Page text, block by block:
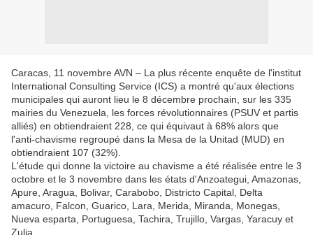
Caracas, 11 novembre AVN – La plus récente enquête de l'institut
International Consulting Service (ICS) a montré qu'aux élections
municipales qui auront lieu le 8 décembre prochain, sur les 335
mairies du Venezuela, les forces révolutionnaires (PSUV et partis
alliés) en obtiendraient 228, ce qui équivaut à 68% alors que
l'anti-chavisme regroupé dans la Mesa de la Unitad (MUD) en
obtiendraient 107 (32%).
L'étude qui donne la victoire au chavisme a été réalisée entre le 3
octobre et le 3 novembre dans les états d'Anzoategui, Amazonas,
Apure, Aragua, Bolivar, Carabobo, Districto Capital, Delta
amacuro, Falcon, Guarico, Lara, Merida, Miranda, Monegas,
Nueva esparta, Portuguesa, Tachira, Trujillo, Vargas, Yaracuy et
Zulia.